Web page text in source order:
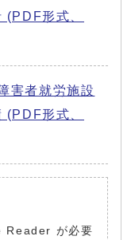
(PDF形式、
害者就労施設
(PDF形式、
Reader が必要